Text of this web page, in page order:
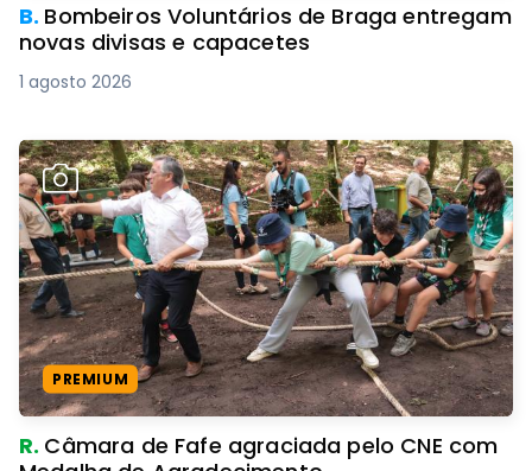
B. Bombeiros Voluntários de Braga entregam
novas divisas e capacetes
1 agosto 2026
PREMIUM
R. Câmara de Fafe agraciada pelo CNE com